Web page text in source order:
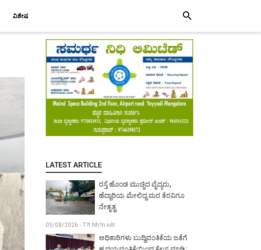
ವಿಶೇಷ search
LATEST ARTICLE
ರಸ್ತೆ ಹೊಂಡ ಮುಚ್ಚಿದ ವೈದ್ಯರು,
ಹೆದ್ದಾರಿಯ ಮೇಲಿದ್ದ ಮರ ತೆರವಿಗೂ
ನೇತೃತ್ವ
05/08/2026 - T?t Nh?n xét
ಅಧಿಕಾರಿಗಳು ಬುದ್ದಿವಂತಿಕೆಯ ಜತೆಗೆ